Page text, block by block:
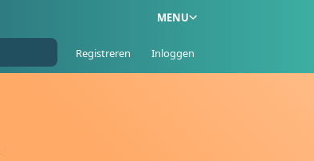
MENU
Registreren Inloggen